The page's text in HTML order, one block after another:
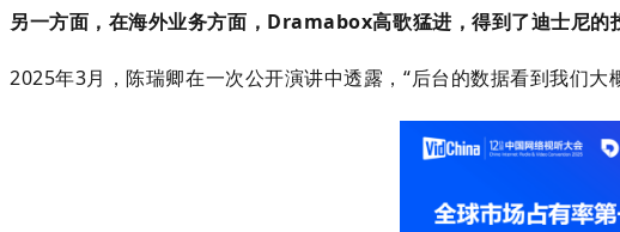
另一方面，在海外业务方面，Dramabox高歌猛进，得到了迪士尼的
2025年3月，陈瑞卿在一次公开演讲中透露，“后台的数据看到我们大